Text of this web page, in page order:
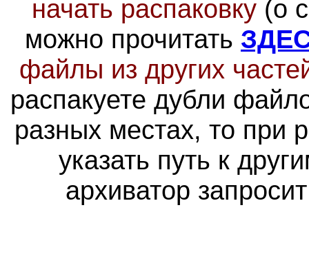
начать распаковку (о
можно прочитать
файлы из других
распакуете дубли
разных местах, то при
указать путь к
архиватор